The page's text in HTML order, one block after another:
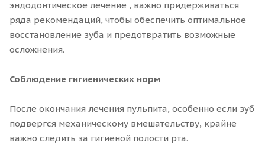
эндодонтическое лечение , важно придерживаться
ряда рекомендаций, чтобы обеспечить оптимальное
восстановление зуба и предотвратить возможные
осложнения.
Соблюдение гигиенических норм
После окончания лечения пульпита, особенно если зуб
подвергся механическому вмешательству, крайне
важно следить за гигиеной полости рта.